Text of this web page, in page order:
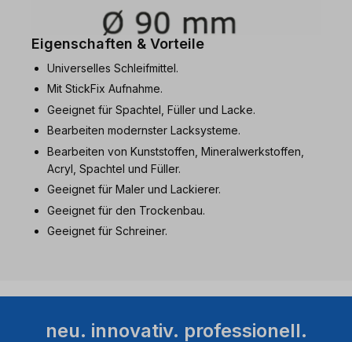
Eigenschaften & Vorteile
Universelles Schleifmittel.
Mit StickFix Aufnahme.
Geeignet für Spachtel, Füller und Lacke.
Bearbeiten modernster Lacksysteme.
Bearbeiten von Kunststoffen, Mineralwerkstoffen,
Acryl, Spachtel und Füller.
Geeignet für Maler und Lackierer.
Geeignet für den Trockenbau.
Geeignet für Schreiner.
neu. innovativ. professionell.